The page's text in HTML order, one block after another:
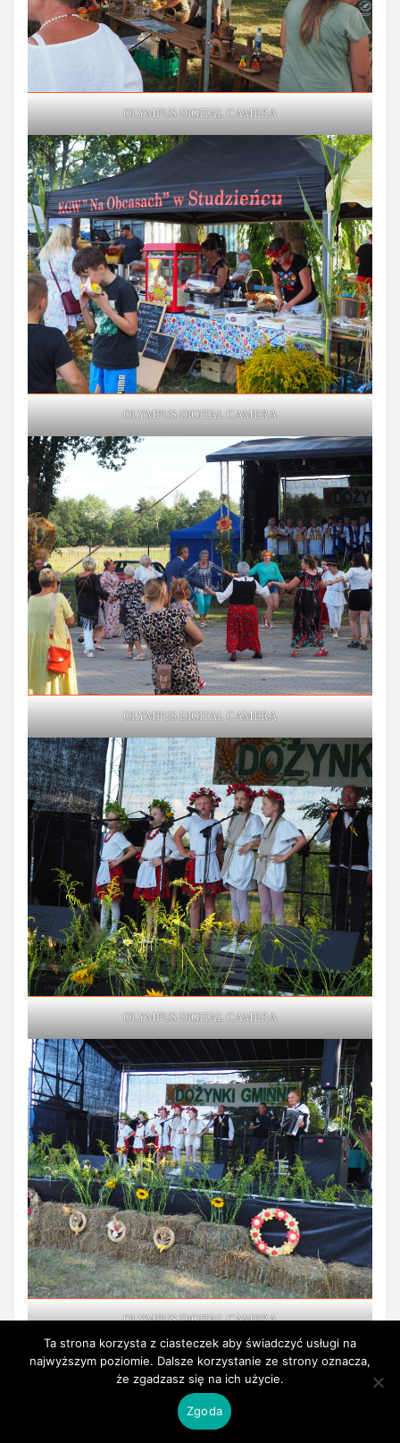
OLYMPUS DIGITAL CAMERA
OLYMPUS DIGITAL CAMERA
OLYMPUS DIGITAL CAMERA
OLYMPUS DIGITAL CAMERA
OLYMPUS DIGITAL CAMERA
Ta strona korzysta z ciasteczek aby świadczyć usługi na
najwyższym poziomie. Dalsze korzystanie ze strony oznacza,
że zgadzasz się na ich użycie.
Zgoda